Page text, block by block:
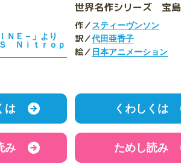
ＮＥ－」より
Ｎｉｔｒｏｐ
は
み
世界名作シリーズ 宝島
作／ スティーヴンソン
訳／代田亜香子
絵／ 日本アニメーション
くわしくは
ためし読み